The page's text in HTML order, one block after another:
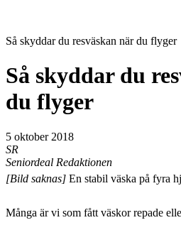
Så skyddar du resväskan när du flyger
Så skyddar du
du flyger
5 oktober 2018
SR
Seniordeal Redaktionen
[Bild saknas] En stabil väska på fyra
Många är vi som fått väskor repade